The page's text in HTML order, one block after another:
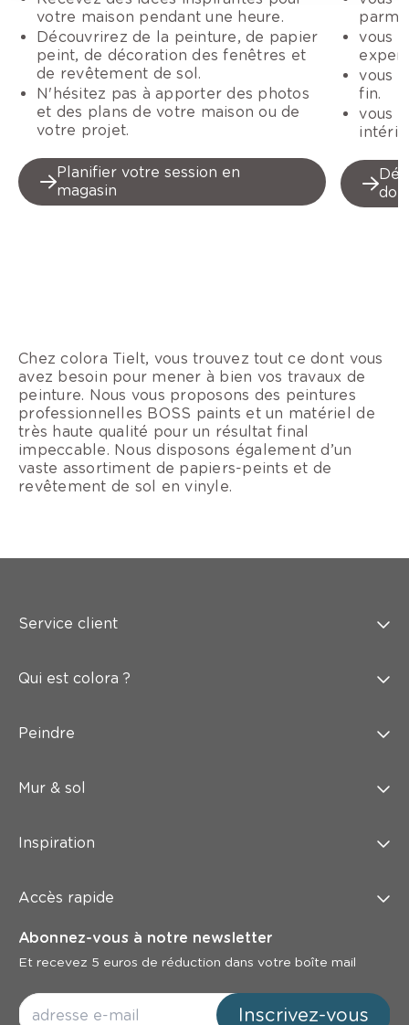
votre maison pendant une heure.
Découvrirez de la peinture, de papier
peint, de décoration des fenêtres et
de revêtement de sol.
N'hésitez pas à apporter des photos
et des plans de votre maison ou de
votre projet.
Planifier votre session en
magasin
parmi
vous
vous
fin.
vous
Chez colora Tielt, vous trouvez tout ce dont vous
avez besoin pour mener à bien vos travaux de
peinture. Nous vous proposons des peintures
professionnelles BOSS paints et un matériel de
très haute qualité pour un résultat final
impeccable. Nous disposons également d’un
vaste assortiment de papiers-peints et de
revêtement de sol en vinyle.
Service client
Qui est colora ?
Peindre
Mur & sol
Inspiration
Accès rapide
Abonnez-vous à notre newsletter
Et recevez 5 euros de réduction dans votre boîte mail
Inscrivez-vous